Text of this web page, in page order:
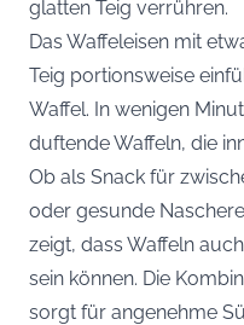
glatten Teig verrühren.
Das Waffeleisen mit
Teig portionsweise
Waffel. In wenigen
duftende Waffeln, die
Ob als Snack für
oder gesunde
zeigt, dass Waffeln
sein können. Die
sorgt für angenehme